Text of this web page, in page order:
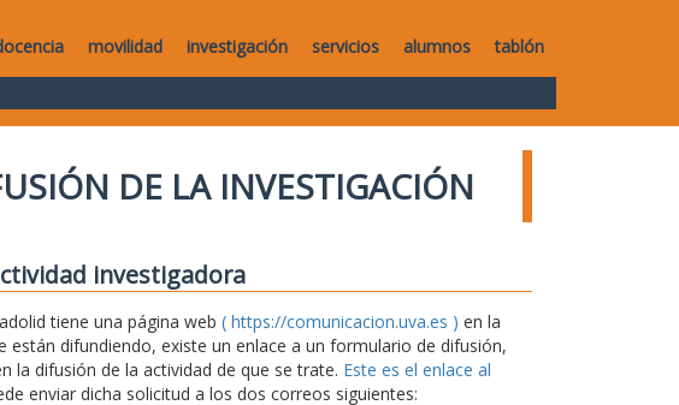
movilidad investigación servicios alumnos tablón
DE LA INVESTIGACIÓN
investigadora
tiene una página web ( https://comunicacion.uva.es ) en la
difundiendo, existe un enlace a un formulario de difusión,
la difusión de la actividad de que se trate. Este es el enlace al
enviar dicha solicitud a los dos correos siguientes: